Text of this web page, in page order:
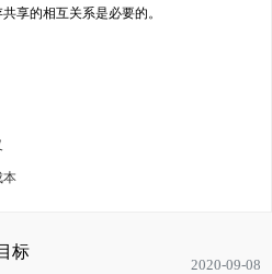
享的相互关系是必要的。
本
标
2020-09-08